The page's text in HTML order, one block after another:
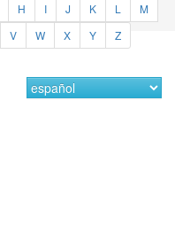
H I J K L
M
V W X Y Z